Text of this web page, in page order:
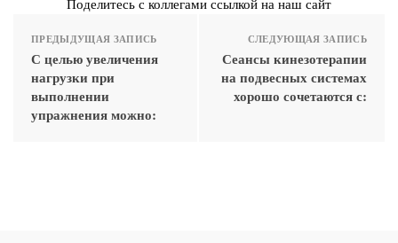
Поделитесь с коллегами ссылкой на наш сайт
ПРЕДЫДУЩАЯ ЗАПИСЬ
С целью увеличения
нагрузки при
выполнении
упражнения можно:
СЛЕДУЮЩАЯ ЗАПИСЬ
Сеансы кинезотерапии
на подвесных системах
хорошо сочетаются с: